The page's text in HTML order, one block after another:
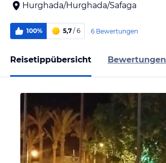
Hurghada/Hurghada/Safaga
100% 5,7 / 6 6 Bewertungen
Reisetippübersicht Bewertungen